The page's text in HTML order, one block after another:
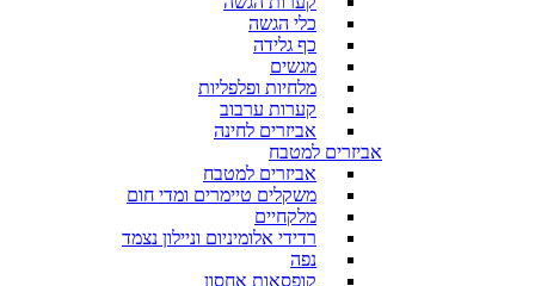
כלי הגשה
כף גלידה
מגשים
מלחיות ופלפליות
קערות ערבוב
אביזרים לחינה
אביזרים למטבח
אביזרים למטבח
משקלים טיימרים ומדי חום
מלקחיים
רדידי אלומיניום וניילון נצמד
נפה
קופסאות אחסון